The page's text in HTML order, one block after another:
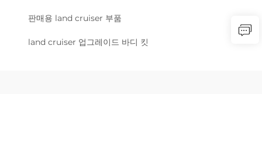
판매용 land cruiser 부품
land cruiser 업그레이드 바디 킷